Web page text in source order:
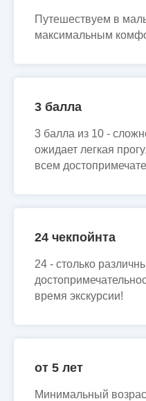
Путешествуем в
максимальным
3 балла
3 балла из 10 -
ожидает легкая
всем
24 чекпойнта
24 - столько
время экскурсии!
от 5 лет
Минимальный